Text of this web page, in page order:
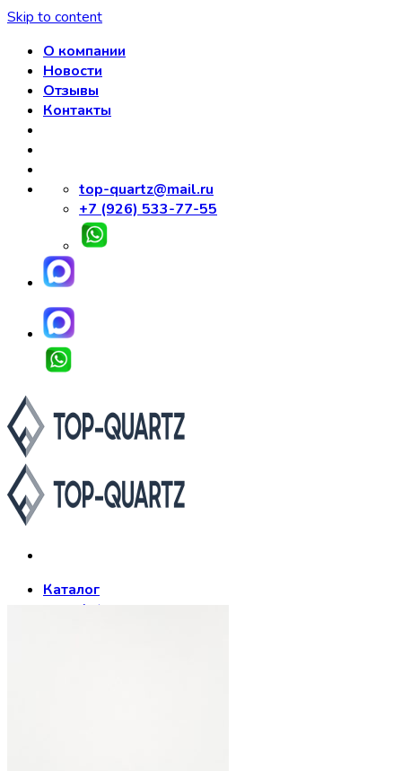
Skip to content
О компании
Новости
Отзывы
Контакты
top-quartz@mail.ru
+7 (926) 533-77-55
Каталог
Asterum